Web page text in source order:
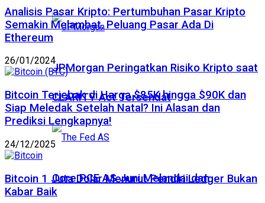
JPMorgan Peringatkan Risiko Kripto saat
CLARITY Act Tersendat
Core PCE AS Juni Melandai dan
Analisis Pasar Kripto: Pertumbuhan Pasar Kripto
Semakin Melambat, Peluang Pasar Ada Di
Ethereum
26/01/2024
Bitcoin Terjebak di Harga $85K hingga $90K dan
Siap Meledak Setelah Natal? Ini Alasan dan
Prediksi Lengkapnya!
24/12/2025
Bitcoin 1 Juta Dolar Menurut Pendiri Ledger Bukan
Kabar Baik